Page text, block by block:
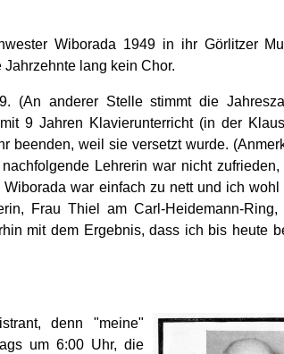
Wiborada 1949 in ihr Görlitzer
lang kein Chor.
(An anderer Stelle stimmt die
9 Jahren Klavierunterricht (in der
beenden, weil sie versetzt wurde.
Lehrerin war nicht
war einfach zu nett und ich wohl
Frau Thiel am Carl-Heidemann-
mit dem Ergebnis, dass ich bis heute
denn "meine"
um 6:00 Uhr, die